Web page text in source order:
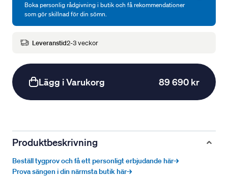
Boka personlig rådgivning i butik och få rekommendationer
som gör skillnad för din sömn.
Leveranstid2-3 veckor
Lägg i Varukorg 89 690 kr
Produktbeskrivning
Beställ tygprov och få ett personligt erbjudande här→
Prova sängen i din närmsta butik här→